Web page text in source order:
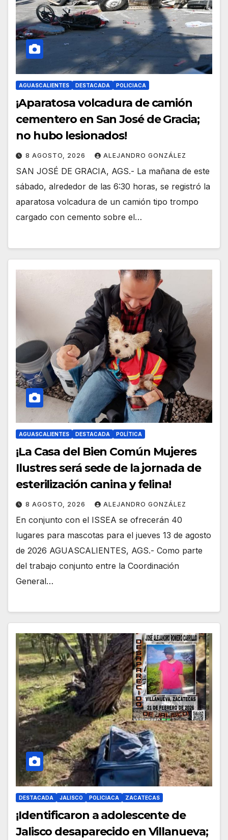
AGUASCALIENTES DESTACADA POLICIACA
¡Aparatosa volcadura de camión
cementero en San José de Gracia;
no hubo lesionados!
8 AGOSTO, 2026 ALEJANDRO GONZÁLEZ
SAN JOSÉ DE GRACIA, AGS.- La mañana de este
sábado, alrededor de las 6:30 horas, se registró la
aparatosa volcadura de un camión tipo trompo
cargado con cemento sobre el…
AGUASCALIENTES DESTACADA POLÍTICA
¡La Casa del Bien Común Mujeres
Ilustres será sede de la jornada de
esterilización canina y felina!
8 AGOSTO, 2026 ALEJANDRO GONZÁLEZ
En conjunto con el ISSEA se ofrecerán 40
lugares para mascotas para el jueves 13 de agosto
de 2026 AGUASCALIENTES, AGS.- Como parte
del trabajo conjunto entre la Coordinación
General…
DESTACADA JALISCO POLICIACA ZACATECAS
¡Identificaron a adolescente de
Jalisco desaparecido en Villanueva;